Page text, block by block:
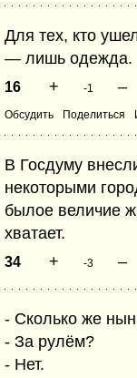
Для тех, кто
— лишь одежда.
16 + -1 –
Обсудить Поделиться
В Госдуму
некоторыми
былое величие
хватает.
34 + -3 –
- Сколько же
- За рулём?
- Нет.